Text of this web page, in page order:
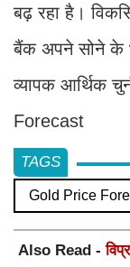
बढ़ रहा है।
बैंक अपने सोने के
व्यापक आर्थिक
Forecast
TAGS
Gold Price
Also Read -